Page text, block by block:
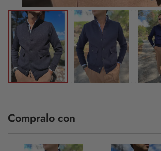
Compralo con